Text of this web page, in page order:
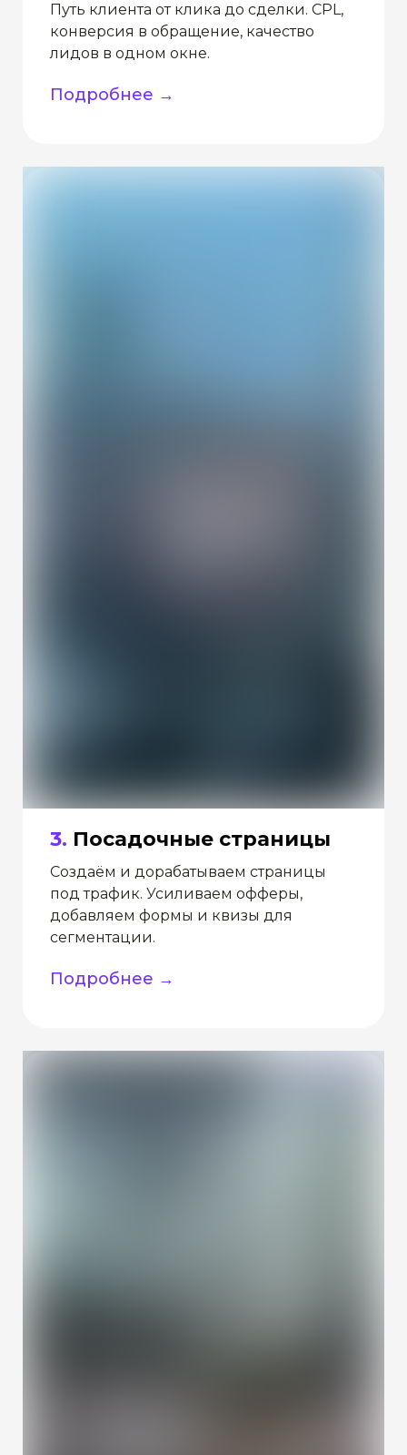
Путь клиента от клика до сделки. CPL,
конверсия в обращение, качество
лидов в одном окне.
Подробнее →
3. Посадочные страницы
Создаём и дорабатываем страницы
под трафик. Усиливаем офферы,
добавляем формы и квизы для
сегментации.
Подробнее →